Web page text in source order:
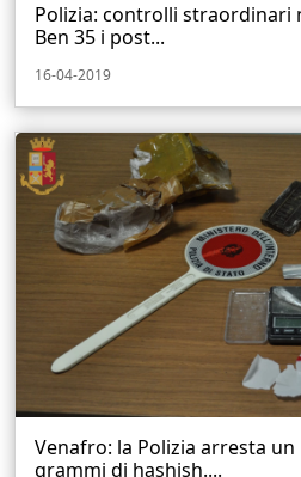
Polizia: controlli straordinari
Ben 35 i post...
16-04-2019
Venafro: la Polizia arresta
grammi di hashish....